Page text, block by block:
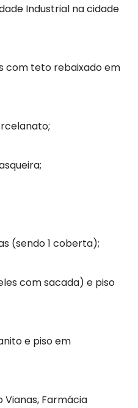
Industrial na cidade
com teto rebaixado em
(sendo 1 coberta);
com sacada) e piso
e piso em
Vianas, Farmácia